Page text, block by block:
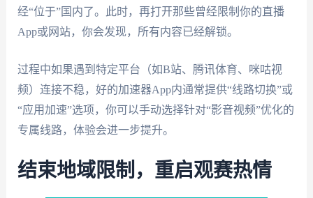
经“位于”国内了。此时，再打开那些曾经限制你的直播
App或网站，你会发现，所有内容已经解锁。
过程中如果遇到特定平台（如B站、腾讯体育、咪咕视
频）连接不稳，好的加速器App内通常提供“线路切换”或
“应用加速”选项，你可以手动选择针对“影音视频”优化的
专属线路，体验会进一步提升。
结束地域限制，重启观赛热情